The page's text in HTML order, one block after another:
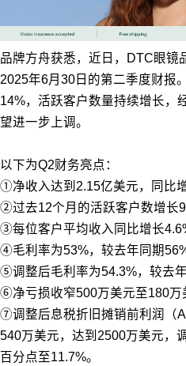
品牌方舟获悉，近日，DTC眼镜
2025年6月30日的第二季度财报
14%，活跃客户数量持续增长，
望进一步上调。
以下为Q2财务亮点：
①净收入达到2.15亿美元，同比增
②过去12个月的活跃客户数增长
③每位客户平均收入同比增长
④毛利率为53%，较去年同期
⑤调整后毛利率为54.3%，较去
⑥净亏损收窄500万美元至180万
⑦调整后息税折旧摊销前利润（
540万美元，达到2500万美元，
百分点至11.7%。